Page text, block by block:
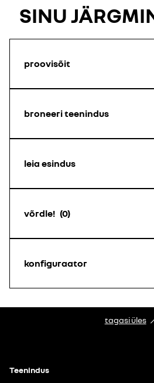
SINU
proovisõit
broneeri teenindus
leia esindus
võrdle! 0
konfiguraator
tagasi üles
Teenindus